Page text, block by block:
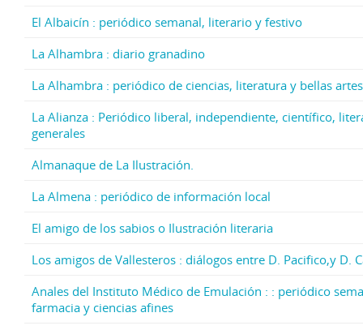
El Albaicín : periódico semanal, literario y festivo
La Alhambra : diario granadino
La Alhambra : periódico de ciencias, literatura y bellas artes
La Alianza : Periódico liberal, independiente, científico,
generales
Almanaque de La Ilustración.
La Almena : periódico de información local
El amigo de los sabios o Ilustración literaria
Los amigos de Vallesteros : diálogos entre D. Pacifico,y D.
Anales del Instituto Médico de Emulación : : periódico
farmacia y ciencias afines